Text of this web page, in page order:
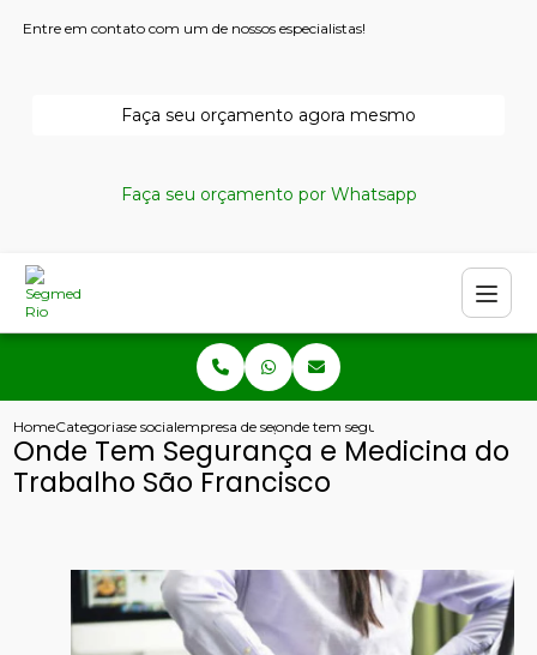
Entre em contato com um de nossos especialistas!
Faça seu orçamento agora mesmo
Faça seu orçamento por Whatsapp
HomeCategoriase socialempresa de seguranca e medicina do trabalho
onde tem seguranca e medicina do
Onde Tem Segurança e Medicina do
Trabalho São Francisco